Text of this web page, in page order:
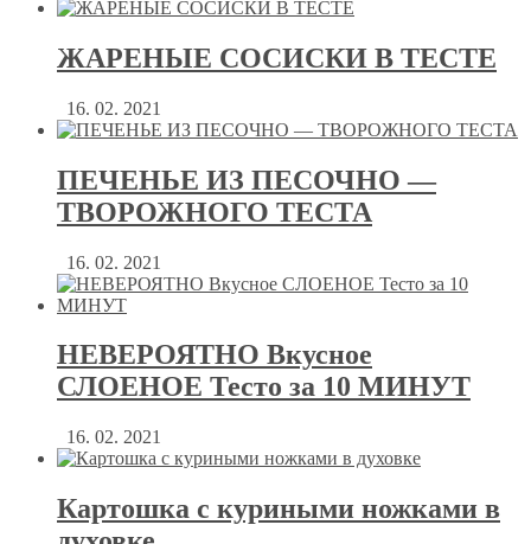
ЖАРЕНЫЕ СОСИСКИ В ТЕСТЕ
16. 02. 2021
ПЕЧЕНЬЕ ИЗ ПЕСОЧНО —
ТВОРОЖНОГО ТЕСТА
16. 02. 2021
НЕВЕРОЯТНО Вкусное
СЛОЕНОЕ Тесто за 10 МИНУТ
16. 02. 2021
Картошка с куриными ножками в